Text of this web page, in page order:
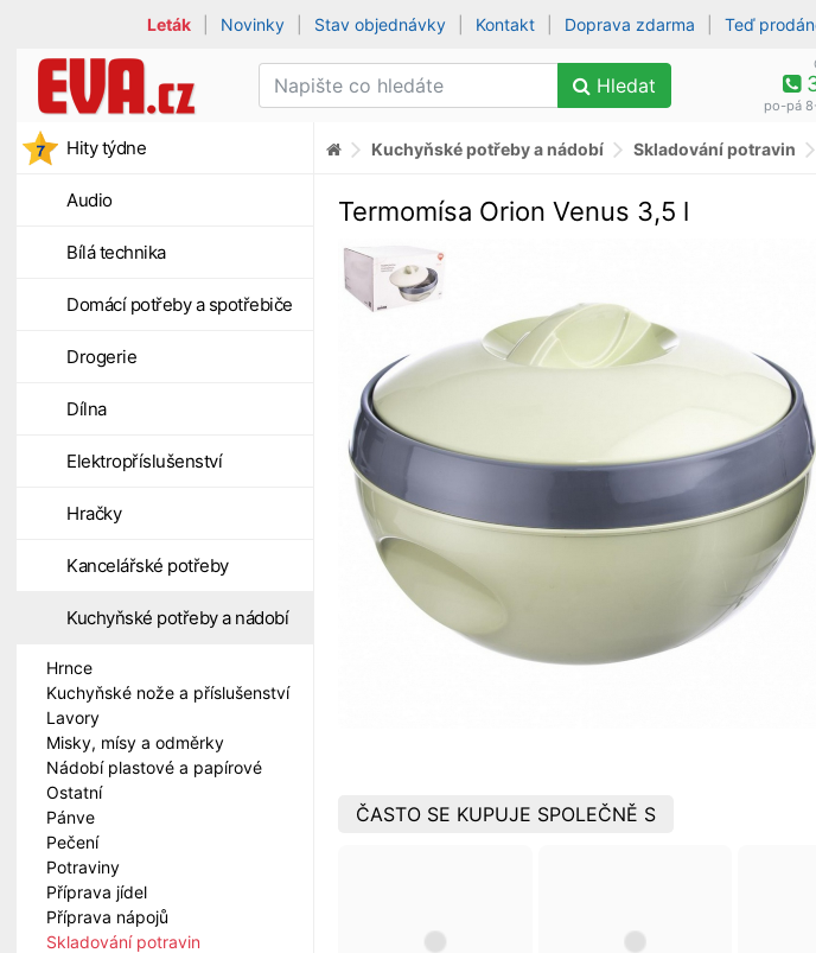
Leták Novinky Stav objednávky Kontakt Doprava zdarma Teď
Hledat
po-pá
Hity týdne
Audio
Bílá technika
Domácí potřeby a spotřebiče
Drogerie
Dílna
Elektropříslušenství
Hračky
Kancelářské potřeby
Kuchyňské potřeby a nádobí
Hrnce
Kuchyňské nože a příslušenství
Lavory
Misky, mísy a odměrky
Nádobí plastové a papírové
Ostatní
Pánve
Pečení
Potraviny
Příprava jídel
Příprava nápojů
Skladování potravin
Kuchyňské potřeby a nádobí Skladování potravin
Termomísa Orion Venus 3,5 l
ČASTO SE KUPUJE SPOLEČNĚ S